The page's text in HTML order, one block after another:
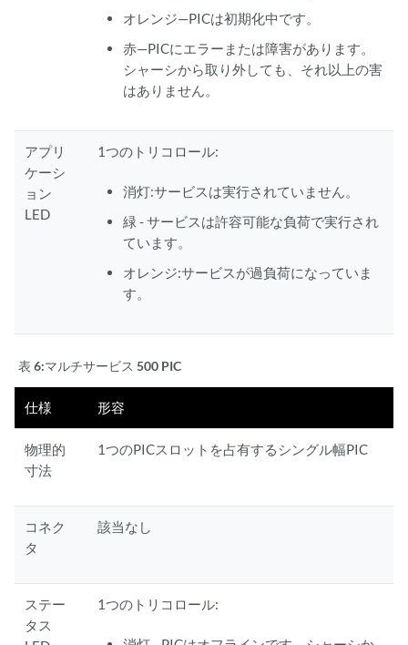
オレンジ—PICは初期化中です。
赤—PICにエラーまたは障害があります。
シャーシから取り外しても、それ以上の害
はありません。
アプリ
ケーシ
ョン
LED
1つのトリコロール:
消灯:サービスは実行されていません。
緑 - サービスは許容可能な負荷で実行され
ています。
オレンジ:サービスが過負荷になっていま
す。
表 6:マルチサービス 500 PIC
仕様 形容
物理的
寸法
1つのPICスロットを占有するシングル幅PIC
コネク
タ
該当なし
ステー
タス
1つのトリコロール: